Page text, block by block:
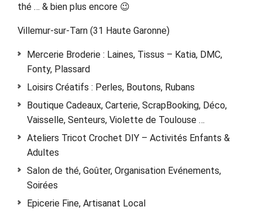
thé … & bien plus encore 😉
Villemur-sur-Tarn (31 Haute Garonne)
Mercerie Broderie : Laines, Tissus – Katia, DMC,
Fonty, Plassard
Loisirs Créatifs : Perles, Boutons, Rubans
Boutique Cadeaux, Carterie, ScrapBooking, Déco,
Vaisselle, Senteurs, Violette de Toulouse …
Ateliers Tricot Crochet DIY – Activités Enfants &
Adultes
Salon de thé, Goûter, Organisation Evénements,
Soirées
Epicerie Fine, Artisanat Local